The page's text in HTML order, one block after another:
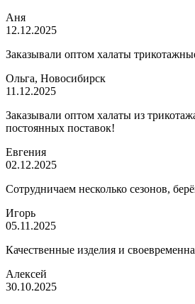
Аня
12.12.2025
Заказывали оптом халаты
Ольга, Новосибирск
11.12.2025
Заказывали оптом халаты из
постоянных поставок!
Евгения
02.12.2025
Сотрудничаем несколько сезонов,
Игорь
05.11.2025
Качественные изделия и
Алексей
30.10.2025